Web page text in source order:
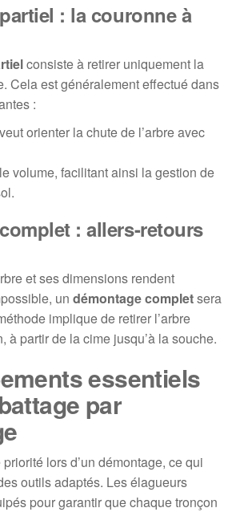
: la couronne à
consiste à retirer uniquement la
Cela est généralement effectué dans
:
orienter la chute de l’arbre avec
volume, facilitant ainsi la gestion de
: allers-retours
et ses dimensions rendent
un démontage completsera
implique de retirer l’arbre
à partir de la cime jusqu’à la souche.
essentiels
par
lors d’un démontage, ce qui
outils adaptés. Les élagueurs
pour garantir que chaque tronçon